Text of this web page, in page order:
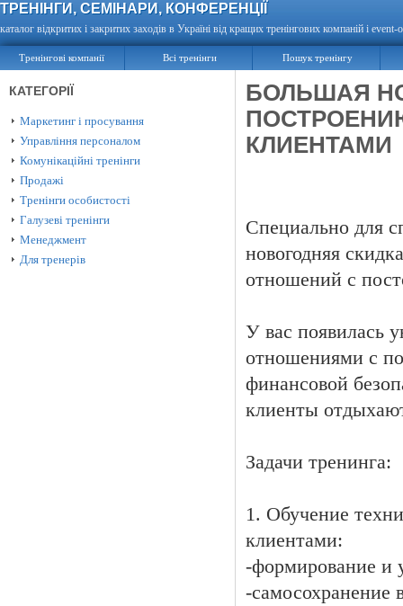
ТРЕНІНГИ, СЕМІНАРИ, КОНФЕРЕНЦІЇ
каталог відкритих і закритих заходів в Україні від кращих тренінгових компаній і event-
Тренінгові компанії Всі тренінги Пошук тренінгу
КАТЕГОРІЇ
Маркетинг і просування
Управління персоналом
Комунікаційні тренінги
Продажі
Тренінги особистості
Галузеві тренінги
Менеджмент
Для тренерів
БОЛЬШАЯ
КЛИЕНТАМИ
Специально для
новогодняя
отношений с
У вас появилась
отношениями с
финансовой
клиенты
Задачи тренинга:
1. Обучение
клиентами:
-формирование и
-самосохранение